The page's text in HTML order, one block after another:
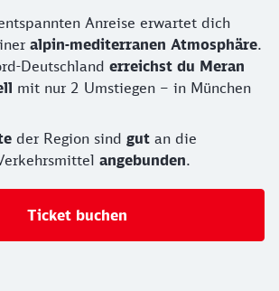
Anreise erwartet dich
alpin-mediterranen Atmosphäre.
Deutschland erreichst du Meran
mit nur 2 Umstiegen – in München
der Region sind gut an die
angebunden.
Ticket buchen